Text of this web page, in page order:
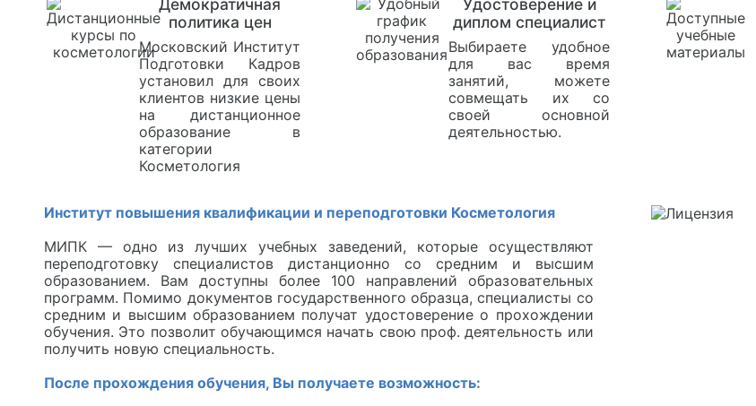
Демократичная
политика цен
Московский Институт
Подготовки Кадров
установил для своих
клиентов низкие цены
на дистанционное
образование в
категории
Косметология
Удостоверение и
диплом специалист
Выбираете удобное
для вас время
занятий, можете
совмещать их со
своей основной
деятельностью.
Институт повышения квалификации и переподготовки Косметология
МИПК — одно из лучших учебных заведений, которые осуществляют
переподготовку специалистов дистанционно со средним и высшим
образованием. Вам доступны более 100 направлений образовательных
программ. Помимо документов государственного образца, специалисты со
средним и высшим образованием получат удостоверение о прохождении
обучения. Это позволит обучающимся начать свою проф. деятельность или
получить новую специальность.
После прохождения обучения, Вы получаете возможность: